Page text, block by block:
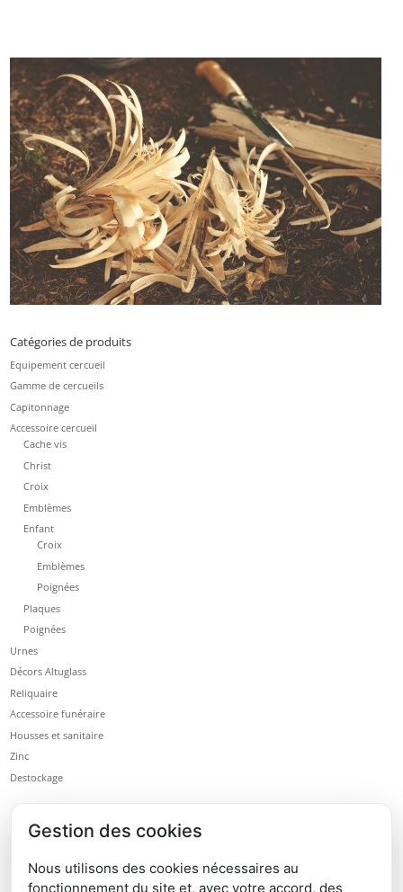
Catégories de produits
Equipement cercueil
Gamme de cercueils
Capitonnage
Accessoire cercueil
Cache vis
Christ
Croix
Emblèmes
Enfant
Croix
Emblèmes
Poignées
Plaques
Poignées
Urnes
Décors Altuglass
Reliquaire
Accessoire funéraire
Housses et sanitaire
Zinc
Destockage
Gestion des cookies
Nous utilisons des cookies nécessaires au
fonctionnement du site et, avec votre accord, des